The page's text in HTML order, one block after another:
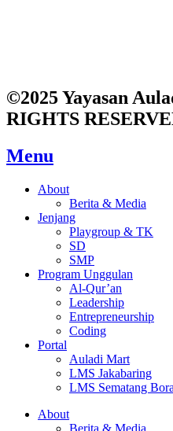
©2025 Yayasan
RIGHTS
Menu
About
Berita & Media
Jenjang
Playgroup & TK
SD
SMP
Program Unggulan
Al-Qur’an
Leadership
Entrepreneurship
Coding
Portal
Auladi Mart
LMS Jakabaring
LMS Sematang
About
Berita & Media